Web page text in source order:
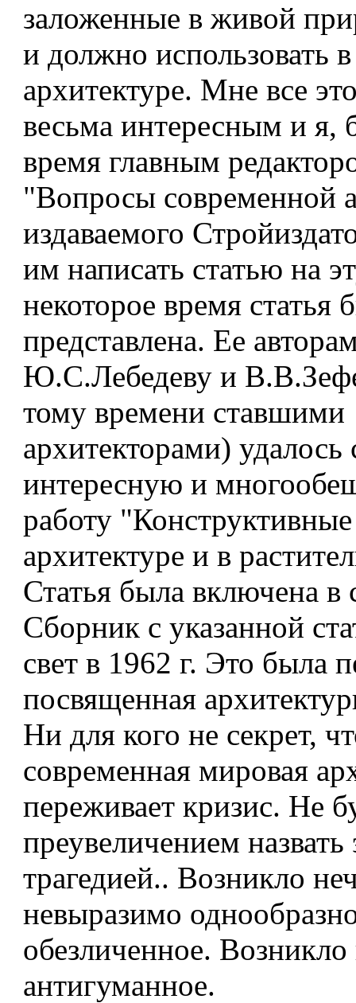
заложенные в живой
и должно использовать
архитектуре. Мне все
весьма интересным и я,
время главным
"Вопросы современной
издаваемого
им написать статью на
некоторое время статья
представлена. Ее
Ю.С.Лебедеву и
тому времени ставшими
архитекторами) удалось
интересную и
работу
архитектуре и в
Статья была включена в
Сборник с указанной
свет в 1962 г. Это была
посвященная
Ни для кого не секрет,
современная мировая
переживает кризис. Не
преувеличением назвать
трагедией.. Возникло
невыразимо
обезличенное. Возникло
антигуманное.